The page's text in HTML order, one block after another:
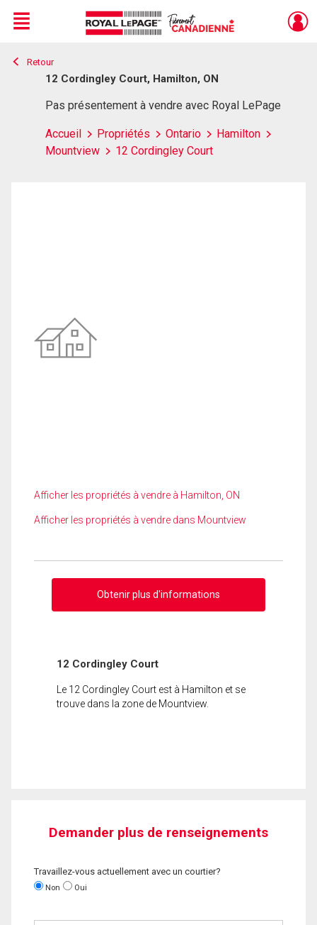
Live
En Direct
Menu
Retour
12 Cordingley Court, Hamilton, ON
Pas présentement à vendre avec Royal LePage
Accueil Propriétés Ontario
Hamilton
Mountview
12 Cordingley Court
Afficher les propriétés à vendre à Hamilton, ON
Afficher les propriétés à vendre dans Mountview
Obtenir plus d'informations
12 Cordingley Court
Le 12 Cordingley Court est à Hamilton et se
trouve dans la zone de Mountview.
Demander plus de renseignements
Travaillez-vous actuellement avec un courtier?
Non Oui